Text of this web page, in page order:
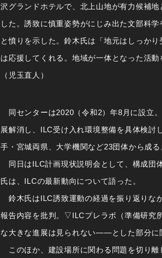
沢グランドホテルで、北上山地が有力候補
した。誘致に慎重姿勢がにじみ出た文部科
と憤りを示した。鈴木氏は「地元はしっか
は応援してくれる。地域が一体となった活動
（児玉直人）
同センターは2020（令和2）年8月に設立
展解消し、ILC受け入れ環境整備を具体検討
手・宮城両県、大学機関など23団体から成る
同日はILC計画現状説明会として、構成団
氏は、ILCの最新動向について語った。
鈴木氏はILC誘致運動の経過を振り返りな
報告内容を批判。▽ILCプレラボ（準備研究
な大きな進展は見られない――とした部分に
このほか、建設場所に関わる問題を切り離